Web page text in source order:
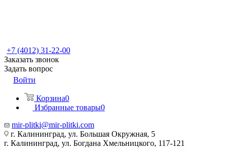
+7 (4012) 31-22-00
Заказать звонок
Задать вопрос
Войти
Корзина0
Избранные товары0
mir-plitki@mir-plitki.com
г. Калининград, ул. Большая Окружная, 5
г. Калининград, ул. Богдана Хмельницкого, 117-121